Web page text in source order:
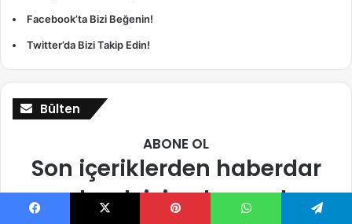
Facebook’ta Bizi Beğenin!
Twitter’da Bizi Takip Edin!
Bülten
ABONE OL
Son içeriklerden haberdar
olmak için abone ol